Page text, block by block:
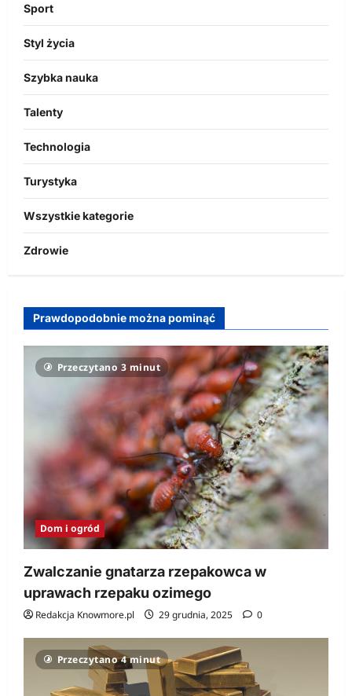
Sport
Styl życia
Szybka nauka
Talenty
Technologia
Turystyka
Wszystkie kategorie
Zdrowie
Prawdopodobnie można pominąć
Przeczytano 3 minut
Dom i ogród
Zwalczanie gnatarza rzepakowca w
uprawach rzepaku ozimego
Redakcja Knowmore.pl 29 grudnia, 2025 0
Przeczytano 4 minut